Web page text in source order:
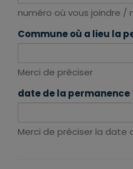
numéro où vous joindre /
Commune où a lieu la
Merci de préciser
date de la permanence
Merci de préciser la date